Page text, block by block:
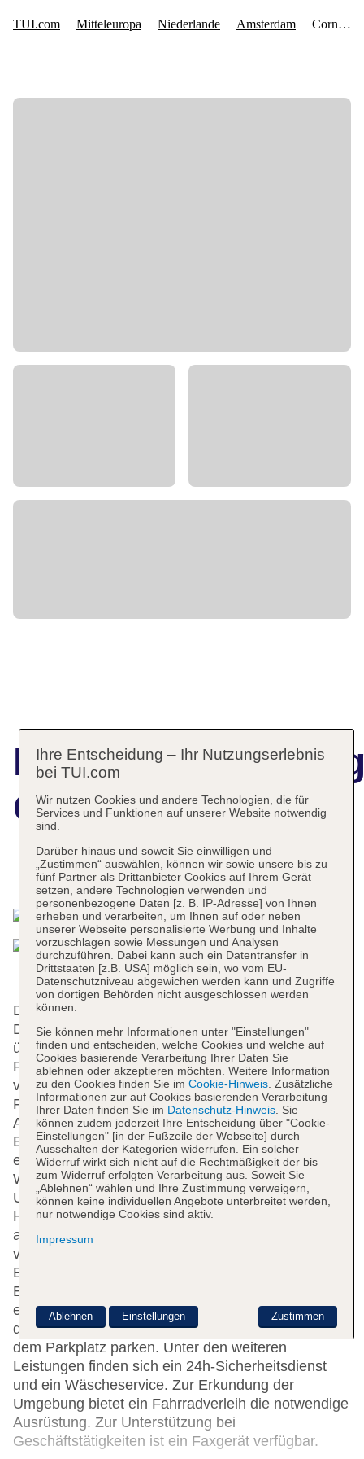
Cornelisz
Das bietet Ihre Unterkunft
Die 63 Zimmer, die 24 Einzel- und die 31
Doppelzimmer verteilen sich auf 5 Etagen und sind
über einen Aufzug erreichbar. An der 24-Stunden-
Rezeption im Empfangsbereich werden die Gäste
vom mehrsprachigen Personal (Englisch, Deutsch,
Französisch) herzlich begrüßt. Das Ein- und
Auschecken ist rund um die Uhr möglich. Zu den
Einrichtungen des Hotels gehören eine Garderobe,
eine Gepäckaufbewahrung, ein Safe, eine
Wechselstube und ein Getränkeautomat. In der
Unterbringung steht WLAN zur Verfügung.
Hilfestellung bei der Buchung von Ausflügen wird
am Tourdesk geboten. Geschäfte sind ebenfalls
vorhanden. Ein Garten bietet zusätzlichen Raum für
Entspannung und Erholung im Freien. Zur weiteren
Einrichtung des Hauses zählt ein TV-Raum. Bei
einer Anreise mit dem Auto können die Gäste
dieses in einer Garage (gegen Gebühr) oder auf
dem Parkplatz parken. Unter den weiteren
Leistungen finden sich ein 24h-Sicherheitsdienst
und ein Wäscheservice. Zur Erkundung der
Umgebung bietet ein Fahrradverleih die notwendige
Ausrüstung. Zur Unterstützung bei
Geschäftstätigkeiten ist ein Faxgerät verfügbar.
Ihre Entscheidung – Ihr Nutzungserlebnis
bei TUI.com
Wir nutzen Cookies und andere Technologien, die für
Services und Funktionen auf unserer Website notwendig
sind.
Darüber hinaus und soweit Sie einwilligen und
„Zustimmen“ auswählen, können wir sowie unsere bis zu
fünf Partner als Drittanbieter Cookies auf Ihrem Gerät
setzen, andere Technologien verwenden und
personenbezogene Daten [z. B. IP-Adresse] von Ihnen
erheben und verarbeiten, um Ihnen auf oder neben
unserer Webseite personalisierte Werbung und Inhalte
vorzuschlagen sowie Messungen und Analysen
durchzuführen. Dabei kann auch ein Datentransfer in
Drittstaaten [z.B. USA] möglich sein, wo vom EU-
Datenschutzniveau abgewichen werden kann und Zugriffe
von dortigen Behörden nicht ausgeschlossen werden
können.
Sie können mehr Informationen unter "Einstellungen"
finden und entscheiden, welche Cookies und welche auf
Cookies basierende Verarbeitung Ihrer Daten Sie
ablehnen oder akzeptieren möchten. Weitere Information
zu den Cookies finden Sie im Cookie-Hinweis. Zusätzliche
Informationen zur auf Cookies basierenden Verarbeitung
Ihrer Daten finden Sie im Datenschutz-Hinweis. Sie
können zudem jederzeit Ihre Entscheidung über "Cookie-
Einstellungen" [in der Fußzeile der Webseite] durch
Ausschalten der Kategorien widerrufen. Ein solcher
Widerruf wirkt sich nicht auf die Rechtmäßigkeit der bis
zum Widerruf erfolgten Verarbeitung aus. Soweit Sie
„Ablehnen“ wählen und Ihre Zustimmung verweigern,
können keine individuellen Angebote unterbreitet werden,
nur notwendige Cookies sind aktiv.
Impressum
Zustimmen
Ablehnen Einstellungen